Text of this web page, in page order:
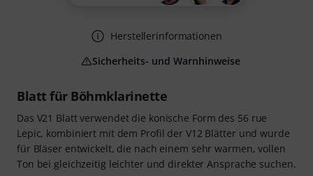
Blatt für Böhmklarinette
Das V21 Blatt verwendet die konische Form des 56 rue
Lepic, kombiniert mit dem Profil der V12 Blätter und wurde
für Bläser entwickelt, die nach einem sehr warmen, vollen
Ton bei gleichzeitig leichter und direkter Ansprache suchen.
Herstellerinformationen
Sicherheits- und Warnhinweise